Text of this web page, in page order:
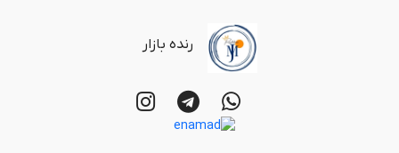
رنده بازار